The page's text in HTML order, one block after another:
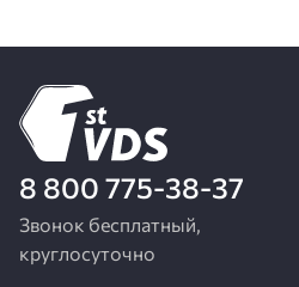
8 800 775-38-37
Звонок бесплатный,
круглосуточно